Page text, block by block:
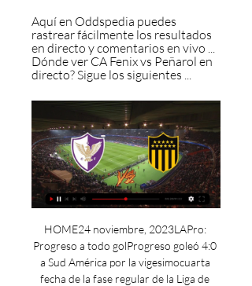
Aquí en Oddspedia puedes
rastrear fácilmente los resultados
en directo y comentarios en vivo ...
Dónde ver CA Fenix vs Peñarol en
directo? Sigue los siguientes ...
HOME24 noviembre, 2023LAPro:
Progreso a todo golProgreso goleó 4:0
a Sud América por la vigesimocuarta
fecha de la fase regular de la Liga de